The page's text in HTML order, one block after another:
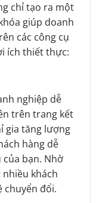
chỉ tạo ra một
giúp doanh
các công cụ
ích thiết thực:
nghiệp dễ
trên trang kết
gia tăng lượng
hàng dễ
bạn. Nhờ
khách
chuyển đổi.